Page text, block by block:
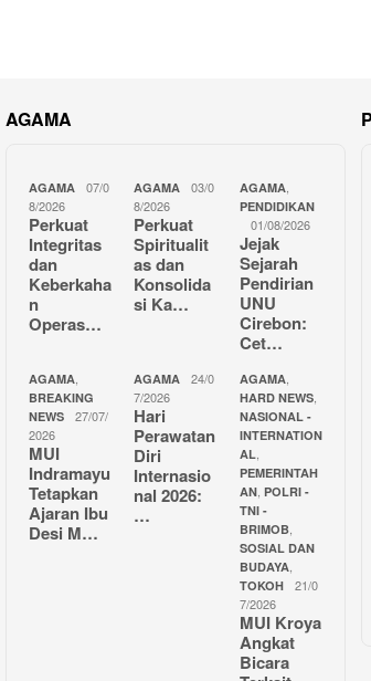
AGAMA
AGAMA
07/0
8/2026
Perkuat
Integritas
dan
Keberkaha
n
Operas…
AGAMA
03/0
8/2026
Perkuat
Spiritualit
as dan
Konsolida
si Ka…
AGAMA,
PENDIDIKAN
01/08/2026
Jejak
Sejarah
Pendirian
UNU
Cirebon:
Cet…
AGAMA,
BREAKING
NEWS
27/07/
2026
MUI
Indramayu
Tetapkan
Ajaran Ibu
Desi M…
AGAMA
24/0
7/2026
Hari
Perawatan
Diri
Internasio
nal 2026:
…
AGAMA,
HARD NEWS,
NASIONAL -
INTERNATION
AL
PEMERINTAH
AN, POLRI -
TNI -
BRIMOB,
SOSIAL DAN
BUDAYA,
TOKOH
21/0
7/2026
MUI Kroya
Angkat
Bicara